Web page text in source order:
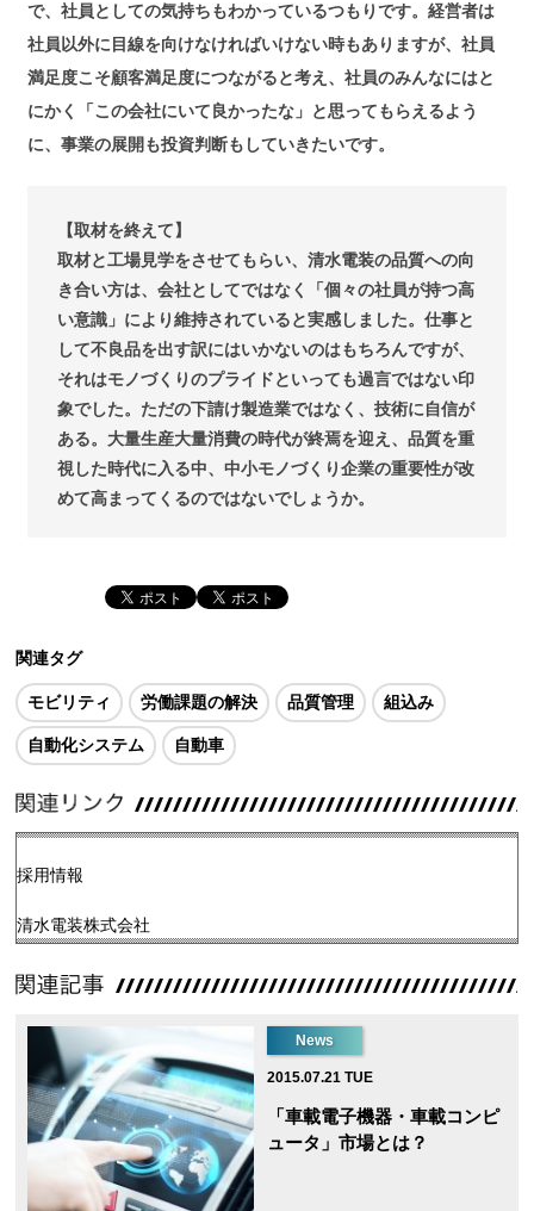
で、社員としての気持ちもわかっているつもりです。経営者は
社員以外に目線を向けなければいけない時もありますが、社員
満足度こそ顧客満足度につながると考え、社員のみんなにはと
にかく「この会社にいて良かったな」と思ってもらえるよう
に、事業の展開も投資判断もしていきたいです。
【取材を終えて】
取材と工場見学をさせてもらい、清水電装の品質への向
き合い方は、会社としてではなく「個々の社員が持つ高
い意識」により維持されていると実感しました。仕事と
して不良品を出す訳にはいかないのはもちろんですが、
それはモノづくりのプライドといっても過言ではない印
象でした。ただの下請け製造業ではなく、技術に自信が
ある。大量生産大量消費の時代が終焉を迎え、品質を重
視した時代に入る中、中小モノづくり企業の重要性が改
めて高まってくるのではないでしょうか。
関連タグ
モビリティ 労働課題の解決 品質管理 組込み
自動化システム 自動車
採用情報
清水電装株式会社
News
2015.07.21 TUE
「車載電子機器・車載コンピ
ュータ」市場とは？